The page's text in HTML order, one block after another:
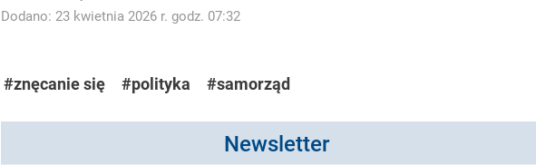
Dodano: 23 kwietnia 2026 r. godz. 07:32
#znęcanie się #polityka #samorząd
Newsletter